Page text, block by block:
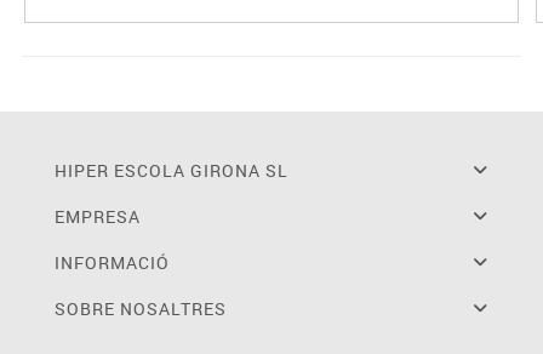
HIPER ESCOLA GIRONA SL
EMPRESA
INFORMACIÓ
SOBRE NOSALTRES